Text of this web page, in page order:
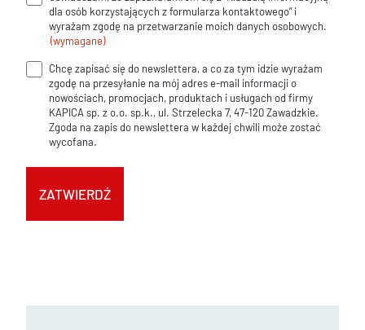
informacyjna
(wymagane)
dla osób korzystających z formularza kontaktowego” i
wyrażam zgodę na przetwarzanie moich danych osobowych.
(wymagane)
Zgoda
newsletter
Chcę zapisać się do newslettera, a co za tym idzie wyrażam
zgodę na przesyłanie na mój adres e-mail informacji o
nowościach, promocjach, produktach i usługach od firmy
KAPICA sp. z o.o. sp.k., ul. Strzelecka 7, 47-120 Zawadzkie.
Zgoda na zapis do newslettera w każdej chwili może zostać
wycofana.